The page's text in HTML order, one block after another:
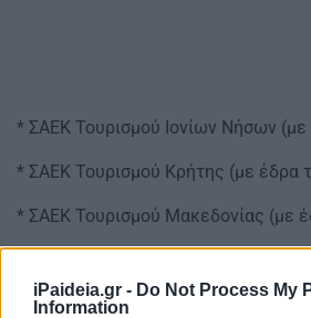
iPaideia.gr - Do Not Process My
Information
* ΣΑΕΚ Τουρισμού Ιονίων Νήσων
* ΣΑΕΚ Τουρισμού Κρήτης (με έδρα
* ΣΑΕΚ Τουρισμού Μακεδονίας (με